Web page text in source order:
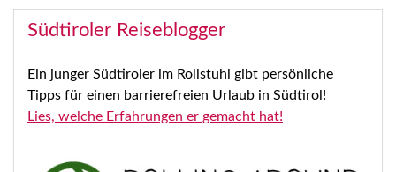
Südtiroler Reiseblogger
Ein junger Südtiroler im Rollstuhl gibt persönliche
Tipps für einen barrierefreien Urlaub in Südtirol!
Lies, welche Erfahrungen er gemacht hat!